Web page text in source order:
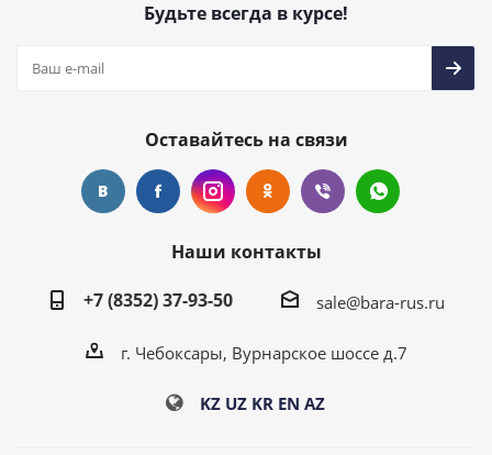
Будьте всегда в курсе!
Оставайтесь на связи
Наши контакты
+7 (8352) 37-93-50
sale@bara-rus.ru
г. Чебоксары, Вурнарское шоссе д.7
KZ UZ KR EN AZ